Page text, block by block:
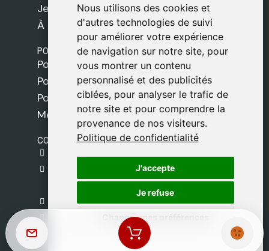
Nous utilisons des cookies et
d'autres technologies de suivi
pour améliorer votre expérience
de navigation sur notre site, pour
vous montrer un contenu
personnalisé et des publicités
ciblées, pour analyser le trafic de
notre site et pour comprendre la
provenance de nos visiteurs.
Politique de confidentialité
J'accepte
Je refuse
Changer mes préférences
Nous utilisons des cookies et
d'autres technologies de suivi
pour améliorer votre expérience
de navigation sur notre site, pour
vous montrer un contenu
personnalisé et des publicités
ciblées, pour analyser le trafic de
notre site et pour comprendre la
provenance de nos visiteurs.
Politique de confidentialité
J'accepte
Je refuse
Changer mes préférences
Jeux
À propos de nous
POLITIQUES
Politique de livraison
Politique de cookies
Politique de confidentialité
Mentions légales
CONTACT
C. del Pradillo, 6, 28770 Colmenar Viejo,
Madrid
+34 918 459 877